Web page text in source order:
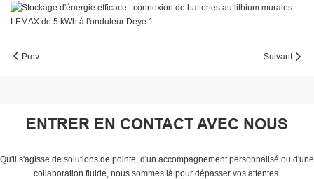
Prev Suivant
ENTRER EN CONTACT AVEC NOUS
Qu'il s'agisse de solutions de pointe, d'un accompagnement personnalisé ou d'une
collaboration fluide, nous sommes là pour dépasser vos attentes.